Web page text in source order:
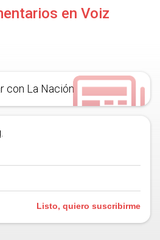
en Voiz
con La Nación
Listo, quiero suscribirme